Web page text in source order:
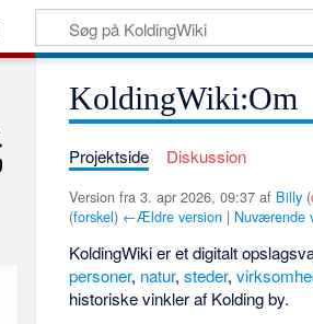
KoldingWiki:Om
Projektside Diskussion
Version fra 3. apr 2026, 09:37 af Billy (
(forskel) ←Ældre version | Nuværende
KoldingWiki er et digitalt
personer, natur,steder,
historiske vinkler af Kolding by.